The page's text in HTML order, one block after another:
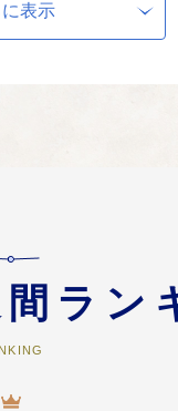
園の景観保持・整備に活
に表示
ラン